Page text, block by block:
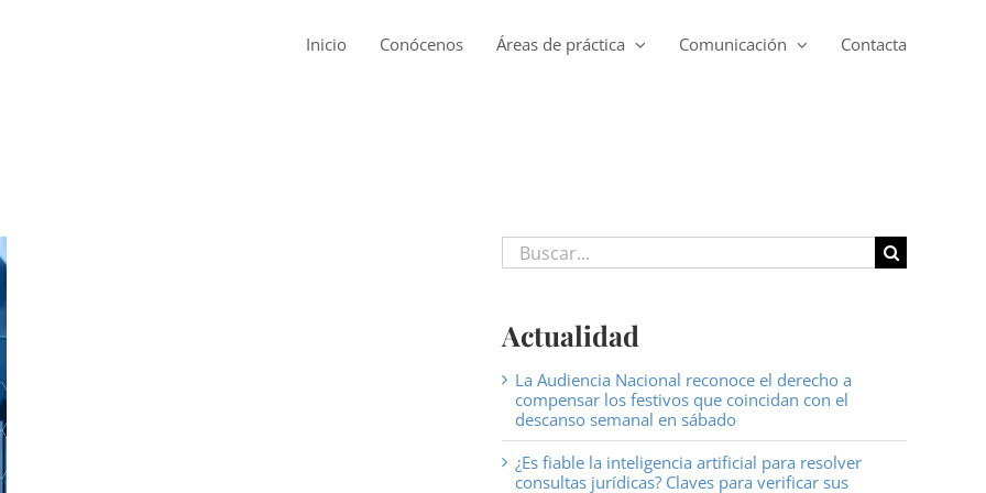
Inicio Conócenos Áreas de práctica Comunicación Contacta
Buscar:
Actualidad
La Audiencia Nacional reconoce el derecho a
compensar los festivos que coincidan con el
descanso semanal en sábado
¿Es fiable la inteligencia artificial para resolver
consultas jurídicas? Claves para verificar sus